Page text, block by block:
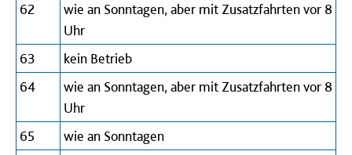
62
wie an Sonntagen, aber mit Zusatzfahrten vor 8
Uhr
63
kein Betrieb
64
wie an Sonntagen, aber mit Zusatzfahrten vor 8
Uhr
65
wie an Sonntagen